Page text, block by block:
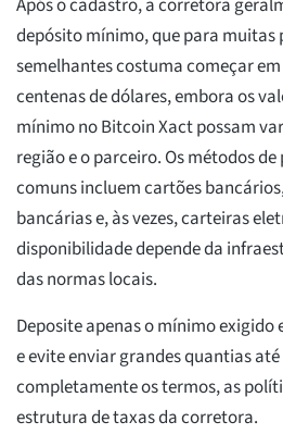
Após o cadastro, a corretora
depósito mínimo, que para
semelhantes costuma começar
centenas de dólares, embora os
mínimo no Bitcoin Xact possam
região e o parceiro. Os métodos
comuns incluem cartões
bancárias e, às vezes, carteiras
disponibilidade depende da
das normas locais.
Deposite apenas o mínimo
e evite enviar grandes quantias
completamente os termos, as
estrutura de taxas da corretora.